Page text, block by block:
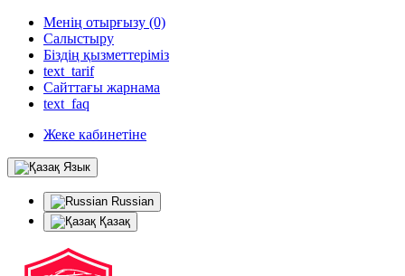
Менің отырғызу (0)
Салыстыру
Біздің қызметтеріміз
text_tarif
Сайттағы жарнама
text_faq
Жеке кабинетіне
Язык
Russian
Қазақ